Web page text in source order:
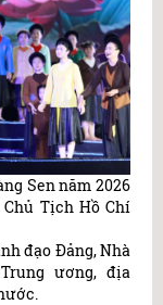
Sen năm 2026
Tịch Hồ Chí
đạo Đảng, Nhà
ương, địa